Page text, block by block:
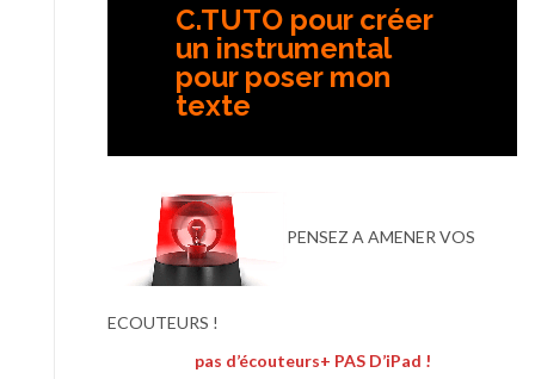
C.TUTO pour créer
un instrumental
pour poser mon
texte
PENSEZ A AMENER VOS
ECOUTEURS !
pas d’écouteurs+ PAS D’iPad !